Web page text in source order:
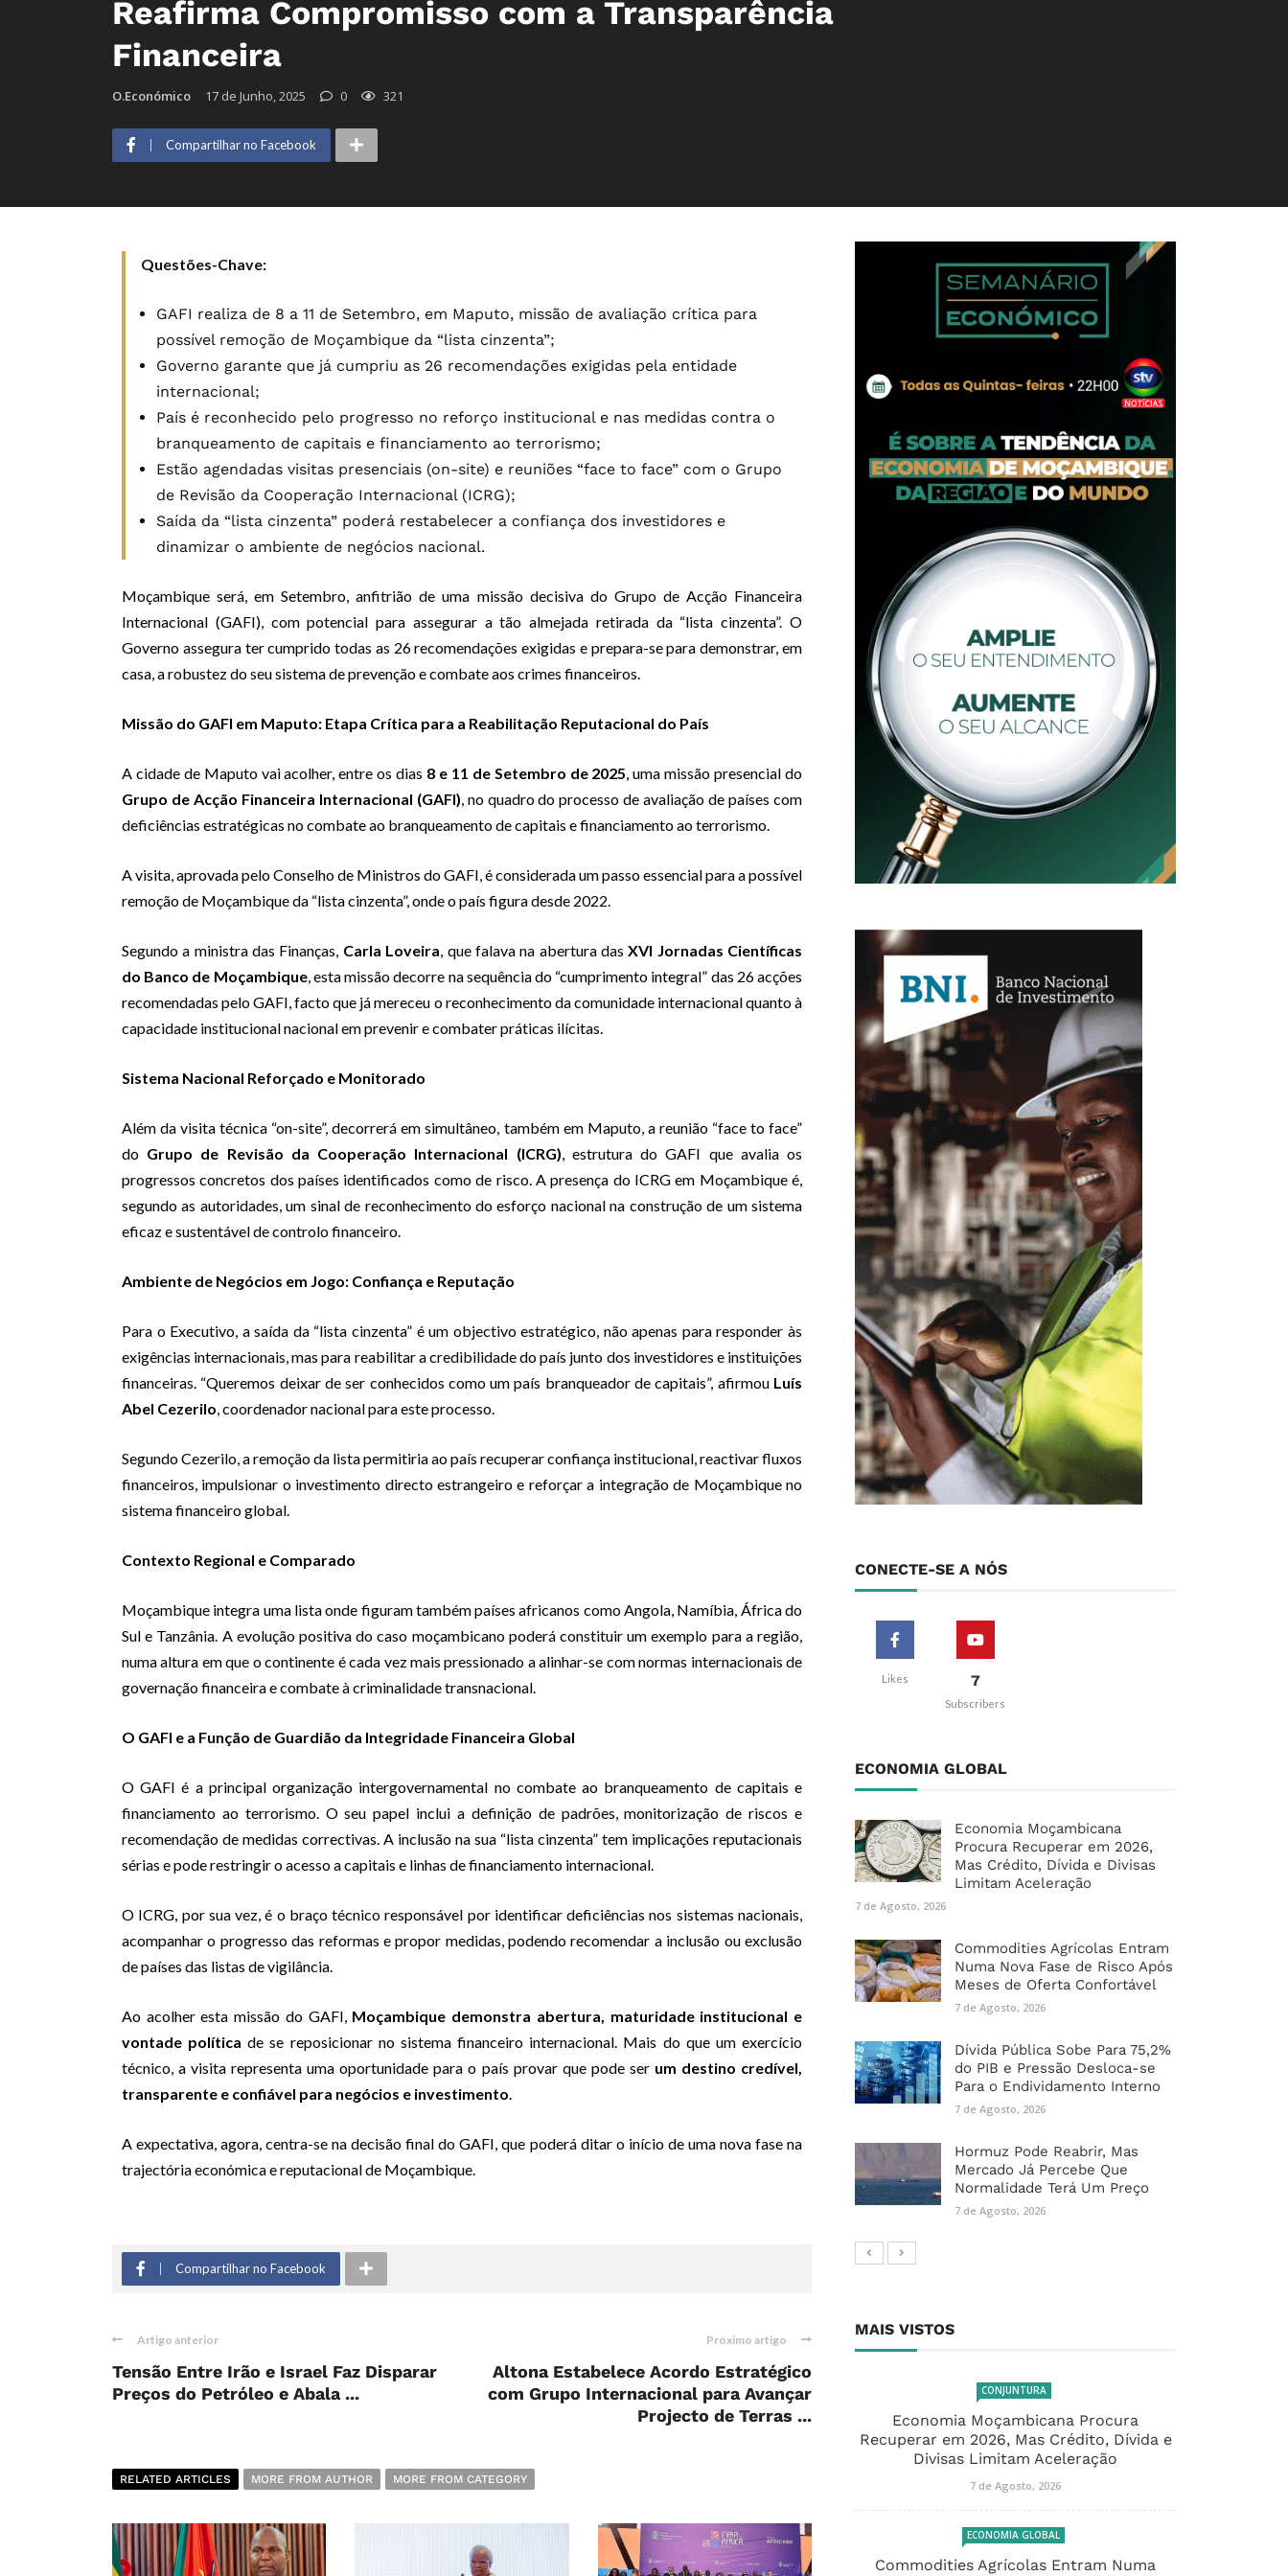
Reafirma Compromisso com a Transparência
Financeira
O.Económico 17 de Junho, 2025 0 321
Compartilhar no Facebook
Questões-Chave:
GAFI realiza de 8 a 11 de Setembro, em Maputo, missão de avaliação crítica para
possível remoção de Moçambique da “lista cinzenta”;
Governo garante que já cumpriu as 26 recomendações exigidas pela entidade
internacional;
País é reconhecido pelo progresso no reforço institucional e nas medidas contra o
branqueamento de capitais e financiamento ao terrorismo;
Estão agendadas visitas presenciais (on-site) e reuniões “face to face” com o Grupo
de Revisão da Cooperação Internacional (ICRG);
Saída da “lista cinzenta” poderá restabelecer a confiança dos investidores e
dinamizar o ambiente de negócios nacional.
Moçambique será, em Setembro, anfitrião de uma missão decisiva do Grupo de Acção Financeira
Internacional (GAFI), com potencial para assegurar a tão almejada retirada da “lista cinzenta”. O
Governo assegura ter cumprido todas as 26 recomendações exigidas e prepara-se para demonstrar, em
casa, a robustez do seu sistema de prevenção e combate aos crimes financeiros.
Missão do GAFI em Maputo: Etapa Crítica para a Reabilitação Reputacional do País
A cidade de Maputo vai acolher, entre os dias 8 e 11 de Setembro de 2025, uma missão presencial do
Grupo de Acção Financeira Internacional (GAFI), no quadro do processo de avaliação de países com
deficiências estratégicas no combate ao branqueamento de capitais e financiamento ao terrorismo.
A visita, aprovada pelo Conselho de Ministros do GAFI, é considerada um passo essencial para a possível
remoção de Moçambique da “lista cinzenta”, onde o país figura desde 2022.
Segundo a ministra das Finanças, Carla Loveira, que falava na abertura dasXVI Jornadas Científicas
do Banco de Moçambique, esta missão decorre na sequência do “cumprimento integral” das 26 acções
recomendadas pelo GAFI, facto que já mereceu o reconhecimento da comunidade internacional quanto à
capacidade institucional nacional em prevenir e combater práticas ilícitas.
Sistema Nacional Reforçado e Monitorado
Além da visita técnica “on-site”, decorrerá em simultâneo, também em Maputo, a reunião “face to face”
do Grupo de Revisão da Cooperação Internacional (ICRG), estrutura do GAFI que avalia os
progressos concretos dos países identificados como de risco. A presença do ICRG em Moçambique é,
segundo as autoridades, um sinal de reconhecimento do esforço nacional na construção de um sistema
eficaz e sustentável de controlo financeiro.
Ambiente de Negócios em Jogo: Confiança e Reputação
Para o Executivo, a saída da “lista cinzenta” é um objectivo estratégico, não apenas para responder às
exigências internacionais, mas para reabilitar a credibilidade do país junto dos investidores e instituições
financeiras. “Queremos deixar de ser conhecidos como um país branqueador de capitais”, afirmou Luís
Abel Cezerilo, coordenador nacional para este processo.
Segundo Cezerilo, a remoção da lista permitiria ao país recuperar confiança institucional, reactivar fluxos
financeiros, impulsionar o investimento directo estrangeiro e reforçar a integração de Moçambique no
sistema financeiro global.
Contexto Regional e Comparado
Moçambique integra uma lista onde figuram também países africanos como Angola, Namíbia, África do
Sul e Tanzânia. A evolução positiva do caso moçambicano poderá constituir um exemplo para a região,
numa altura em que o continente é cada vez mais pressionado a alinhar-se com normas internacionais de
governação financeira e combate à criminalidade transnacional.
O GAFI e a Função de Guardião da Integridade Financeira Global
O GAFI é a principal organização intergovernamental no combate ao branqueamento de capitais e
financiamento ao terrorismo. O seu papel inclui a definição de padrões, monitorização de riscos e
recomendação de medidas correctivas. A inclusão na sua “lista cinzenta” tem implicações reputacionais
sérias e pode restringir o acesso a capitais e linhas de financiamento internacional.
O ICRG, por sua vez, é o braço técnico responsável por identificar deficiências nos sistemas nacionais,
acompanhar o progresso das reformas e propor medidas, podendo recomendar a inclusão ou exclusão
de países das listas de vigilância.
Ao acolher esta missão do GAFI, Moçambique demonstra abertura, maturidade institucional e
vontade política de se reposicionar no sistema financeiro internacional. Mais do que um exercício
técnico, a visita representa uma oportunidade para o país provar que pode ser um destino credível,
transparente e confiável para negócios e investimento.
A expectativa, agora, centra-se na decisão final do GAFI, que poderá ditar o início de uma nova fase na
trajectória económica e reputacional de Moçambique.
Compartilhar no Facebook
Artigo anterior
Tensão Entre Irão e Israel Faz Disparar
Preços do Petróleo e Abala ...
Próximo artigo
Altona Estabelece Acordo Estratégico
com Grupo Internacional para Avançar
Projecto de Terras ...
RELATED ARTICLES MORE FROM AUTHOR MORE FROM CATEGORY
CONECTE-SE A NÓS
Likes 7
Subscribers
ECONOMIA GLOBAL
Economia Moçambicana
Procura Recuperar em 2026,
Mas Crédito, Dívida e Divisas
Limitam Aceleração
7 de Agosto, 2026
Commodities Agrícolas Entram
Numa Nova Fase de Risco Após
Meses de Oferta Confortável
7 de Agosto, 2026
Dívida Pública Sobe Para 75,2%
do PIB e Pressão Desloca-se
Para o Endividamento Interno
7 de Agosto, 2026
Hormuz Pode Reabrir, Mas
Mercado Já Percebe Que
Normalidade Terá Um Preço
7 de Agosto, 2026
MAIS VISTOS
CONJUNTURA
Economia Moçambicana Procura
Recuperar em 2026, Mas Crédito, Dívida e
Divisas Limitam Aceleração
7 de Agosto, 2026
ECONOMIA GLOBAL
Commodities Agrícolas Entram Numa